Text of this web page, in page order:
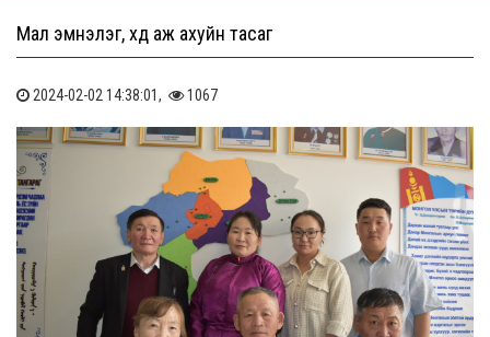
Мал эмнэлэг, хөдөө аж ахуйн тасаг
2024-02-02 14:38:01, 1067